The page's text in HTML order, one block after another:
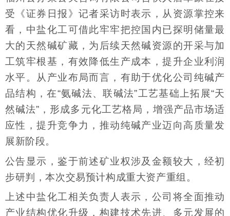
受《证券日报》记者采访时表示，从资源掌控来
看，中盐化工可借此牢牢把控国内已探明储量最
大的天然碱矿藏，为后续天然碱资源的开采与加
工筑牢根基，有效降低生产成本，提升企业利润
水平。从产业布局而言，有助于优化公司纯碱产
品结构，在“氨碱法、联碱法”工艺基础上拓展“天
然碱法”，形成多元化工艺格局，增强产品市场适
应性，提升竞争力，推动纯碱产业迈向高质量发
展新阶段。
公告显示，鉴于前述矿业权涉及金额较大，经初
步研判，本次交易预计构成重大资产重组。
上述中盐化工相关负责人表示，公司将全面推动
产业结构优化升级，构建技术先进、多元发展的